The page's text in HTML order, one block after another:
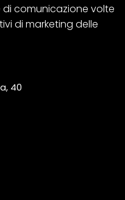
di comunicazione volte
di marketing delle
40